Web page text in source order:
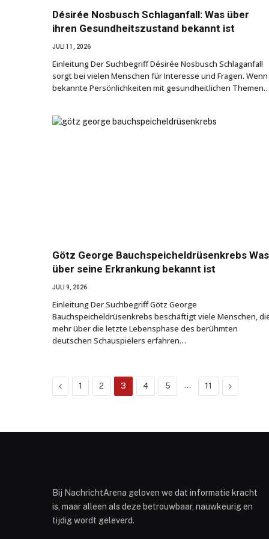
Désirée Nosbusch Schlaganfall: Was über
ihren Gesundheitszustand bekannt ist
JULI 11, 2026
Einleitung Der Suchbegriff Désirée Nosbusch Schlaganfall
sorgt bei vielen Menschen für Interesse und Fragen. Wenn
bekannte Persönlichkeiten mit gesundheitlichen
Götz George Bauchspeicheldrüsenkrebs Was
über seine Erkrankung bekannt ist
JULI 9, 2026
Einleitung Der Suchbegriff Götz George
Bauchspeicheldrüsenkrebs beschäftigt viele Menschen,
mehr über die letzte Lebensphase des berühmten
deutschen Schauspielers erfahren…
Vorherigen
1 2 3 4 5 … 11 Weiter
Bij NachrichtArena geloven we dat informatie kracht
is, maar alleen als deze betrouwbaar, nauwkeurig en
tijdig wordt geleverd.